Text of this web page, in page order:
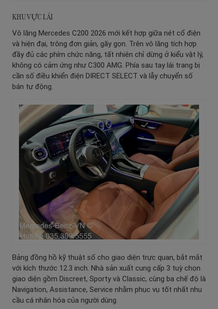
KHU VỰC LÁI
Vô lăng Mercedes C200 2026 mới kết hợp giữa nét cổ điện
và hiện đại, trông đơn giản, gãy gọn. Trên vô lăng tích hợp
đầy đủ các phím chức năng, tất nhiên chỉ dừng ở kiểu vật lý,
không có cảm ứng như C300 AMG. Phía sau tay lái trang bị
cần số điều khiển điện DIRECT SELECT và lẫy chuyển số
bán tự động.
Bảng đồng hồ kỹ thuật số cho giao diện trực quan, bắt mắt
với kích thước 12.3 inch. Nhà sản xuất cung cấp 3 tuỳ chọn
giao diện gồm Discreet, Sporty và Classic, cùng ba chế độ là
Navigation, Assistance, Service nhằm phục vụ tốt nhất nhu
cầu cá nhân hóa của người dùng.